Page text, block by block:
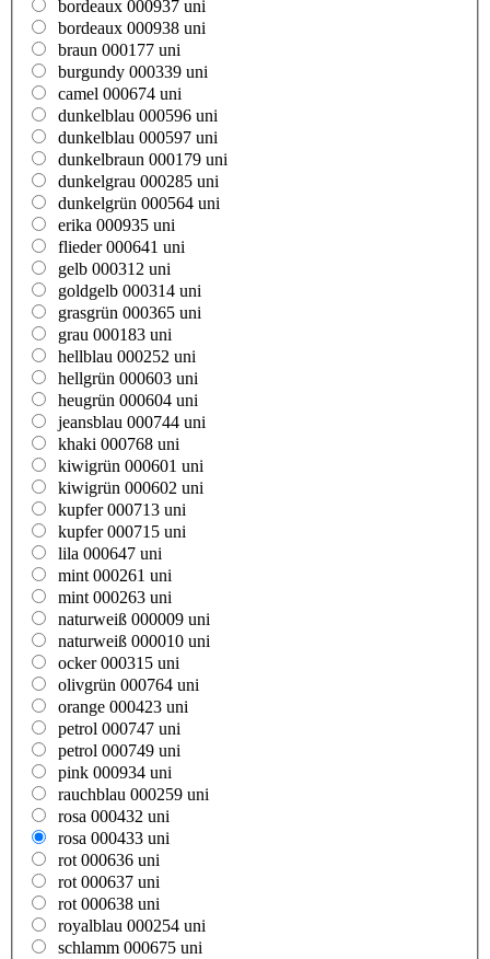
bordeaux 000937 uni
bordeaux 000938 uni
braun 000177 uni
burgundy 000339 uni
camel 000674 uni
dunkelblau 000596 uni
dunkelblau 000597 uni
dunkelbraun 000179 uni
dunkelgrau 000285 uni
dunkelgrün 000564 uni
erika 000935 uni
flieder 000641 uni
gelb 000312 uni
goldgelb 000314 uni
grasgrün 000365 uni
grau 000183 uni
hellblau 000252 uni
hellgrün 000603 uni
heugrün 000604 uni
jeansblau 000744 uni
khaki 000768 uni
kiwigrün 000601 uni
kiwigrün 000602 uni
kupfer 000713 uni
kupfer 000715 uni
lila 000647 uni
mint 000261 uni
mint 000263 uni
naturweiß 000009 uni
naturweiß 000010 uni
ocker 000315 uni
olivgrün 000764 uni
orange 000423 uni
petrol 000747 uni
petrol 000749 uni
pink 000934 uni
rauchblau 000259 uni
rosa 000432 uni
rosa 000433 uni
rot 000636 uni
rot 000637 uni
rot 000638 uni
royalblau 000254 uni
schlamm 000675 uni